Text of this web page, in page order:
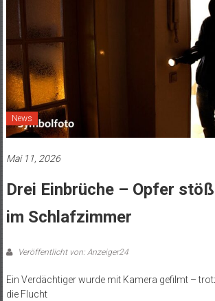
News
Mai 11, 2026
Drei Einbrüche – Opfer
im Schlafzimmer
Veröffentlicht von: Anzeiger24
Ein Verdächtiger wurde mit Kamera gefilmt –
die Flucht